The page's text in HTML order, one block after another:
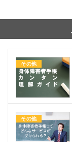
その他
その他